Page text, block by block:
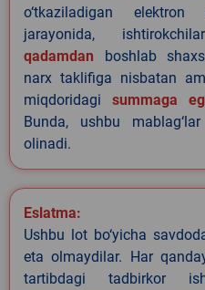
o‘tkaziladigan elektron
jarayonida,
qadamdan boshlab
narx taklifiga nisbatan
miqdoridagi summaga
Bunda, ushbu
olinadi.
Eslatma:
Ushbu lot bo‘yicha
eta olmaydilar. Har
tartibdagi tadbirkor